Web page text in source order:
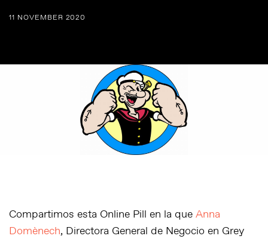
11 NOVEMBER 2020
Compartimos esta Online Pill en la que Anna
Domènech, Directora General de Negocio en Grey